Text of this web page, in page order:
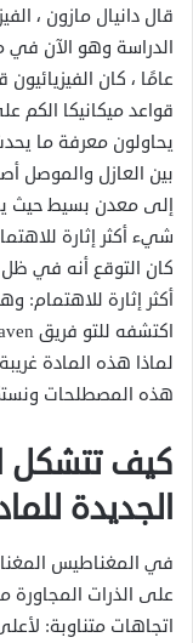
قال دانيال مازون ،
الدراسة وهو الآن
عامًا ، كان
قواعد ميكانيكا الكم
يحاولون معرفة ما
بين العازل والموصل
إلى معدن بسيط حيث
شيء أكثر إثارة
كان التوقع أنه في
أكثر إثارة للاهتمام:
اكتشفه للتو فريق Brookhaven.
لماذا هذه المادة
هذه المصطلحات
كيف تتشكل
الجديدة
في المغناطيس
على الذرات
اتجاهات متناوبة: